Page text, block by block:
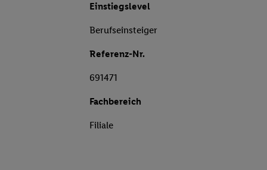
Einstiegslevel
Berufseinsteiger
Referenz-Nr.
691471
Fachbereich
Filiale